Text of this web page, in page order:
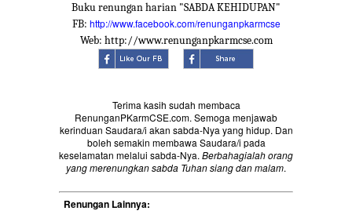
Buku renungan harian "SABDA KEHIDUPAN"
FB: http://www.facebook.com/renunganpkarmcse
Web: http://www.renunganpkarmcse.com
Terima kasih sudah membaca
RenunganPKarmCSE.com. Semoga menjawab
kerinduan Saudara/i akan sabda-Nya yang hidup. Dan
boleh semakin membawa Saudara/i pada
keselamatan melalui sabda-Nya. Berbahagialah orang
yang merenungkan sabda Tuhan siang dan malam.
Renungan Lainnya: